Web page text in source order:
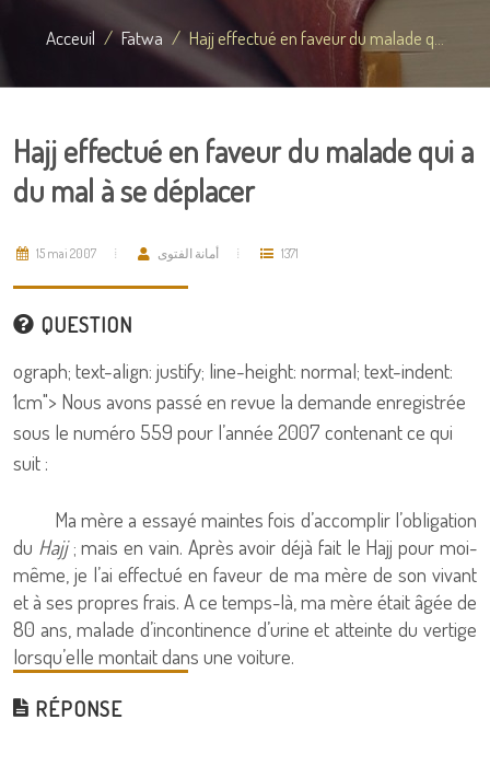
Acceuil Fatwa Hajj effectué en faveur du malade q...
Hajj effectué en faveur du malade qui a
du mal à se déplacer
15 mai 2007 أمانة الفتوى 1371
QUESTION
ograph; text-align: justify; line-height: normal; text-indent:
1cm"> Nous avons passé en revue la demande enregistrée
sous le numéro 559 pour l’année 2007 contenant ce qui
suit :
Ma mère a essayé maintes fois d’accomplir l’obligation
du Hajj; mais en vain. Après avoir déjà fait le Hajj pour moi-
même, je l’ai effectué en faveur de ma mère de son vivant
et à ses propres frais. A ce temps-là, ma mère était âgée de
80 ans, malade d’incontinence d’urine et atteinte du vertige
lorsqu’elle montait dans une voiture.
RÉPONSE